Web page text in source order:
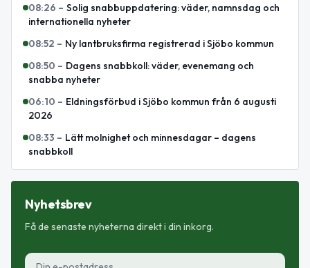
08:26 – Solig snabbuppdatering: väder, namnsdag och
internationella nyheter
08:52 – Ny lantbruksfirma registrerad i Sjöbo kommun
08:50 – Dagens snabbkoll: väder, evenemang och
snabba nyheter
06:10 – Eldningsförbud i Sjöbo kommun från 6 augusti
2026
08:33 – Lätt molnighet och minnesdagar – dagens
snabbkoll
Nyhetsbrev
Få de senaste nyheterna direkt i din inkorg.